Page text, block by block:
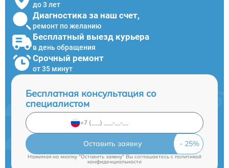
до 3 лет
Диагностика за наш счет,
ремонт по желанию
Бесплатный выезд курьера
в день обращения
Срочный ремонт
от 35 минут
Бесплатная консультация со
специалистом
Оставить заявку
Нажимая на кнопку "Оставить заявку" Вы соглашаетесь cполитикой
конфиденциальности